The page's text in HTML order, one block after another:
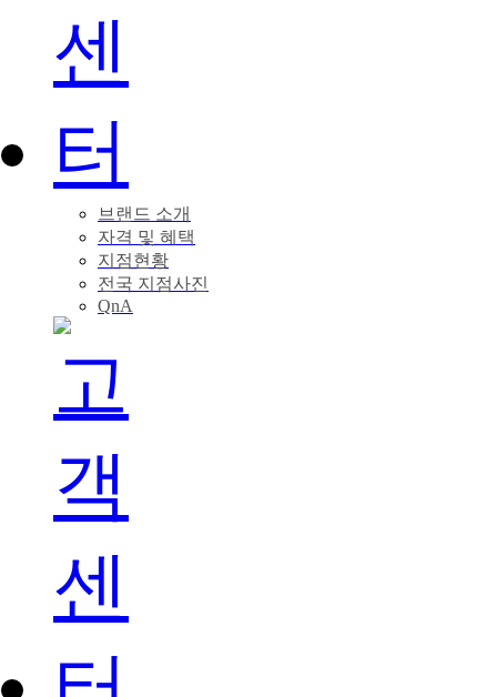
브랜드 소개
자격 및 혜택
지점현황
전국 지점사진
QnA